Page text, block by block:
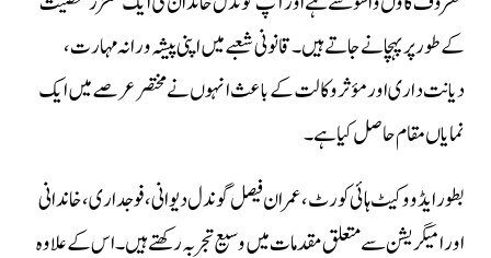
کے طور پر پہچانے جاتے ہیں۔ قانونی شعبے میں اپنی پیشہ ورانہ مہارت،
دیانت داری اور مؤثر وکالت کے باعث انہوں نے مختصر عرصے میں ایک
نمایاں مقام حاصل کیا ہے۔
بطور ایڈووکیٹ ہائی کورٹ، عمران فیصل گوندل دیوانی، فوجداری، خاندانی
اور امیگریشن سے متعلق مقدمات میں وسیع تجربہ رکھتے ہیں۔ اس کے علاوہ